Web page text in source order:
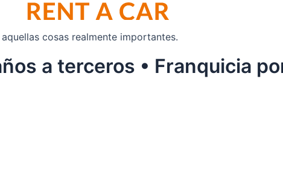
cosas realmente importantes.
a terceros • Franquicia